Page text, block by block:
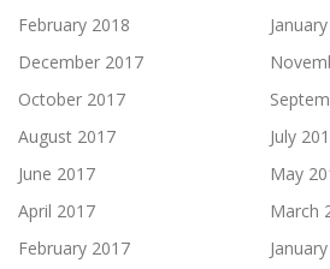
February 2018
December 2017
October 2017
August 2017
July
June 2017
May
April 2017
March
February 2017